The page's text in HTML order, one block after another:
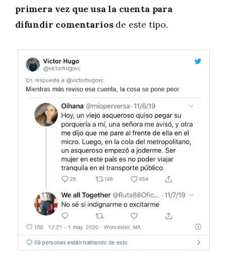
primera vez que usa la cuenta para
difundir comentarios de este tipo.